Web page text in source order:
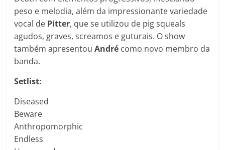
peso e melodia, além da impressionante variedade
vocal de Pitter, que se utilizou de pig squeals
agudos, graves, screamos e guturais. O show
também apresentouAndré como novo membro da
banda.
Setlist:
Diseased
Beware
Anthropomorphic
Endless